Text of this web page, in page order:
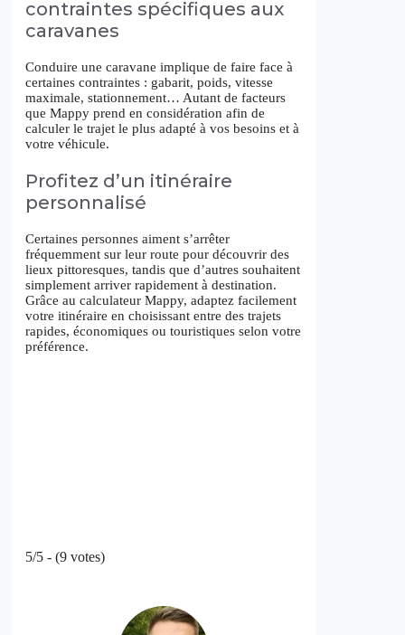
contraintes spécifiques aux
caravanes
Conduire une caravane implique de faire face à
certaines contraintes : gabarit, poids, vitesse
maximale, stationnement… Autant de facteurs
que Mappy prend en considération afin de
calculer le trajet le plus adapté à vos besoins et à
votre véhicule.
Profitez d’un itinéraire
personnalisé
Certaines personnes aiment s’arrêter
fréquemment sur leur route pour découvrir des
lieux pittoresques, tandis que d’autres souhaitent
simplement arriver rapidement à destination.
Grâce au calculateur Mappy, adaptez facilement
votre itinéraire en choisissant entre des trajets
rapides, économiques ou touristiques selon votre
préférence.
5/5 - (9 votes)